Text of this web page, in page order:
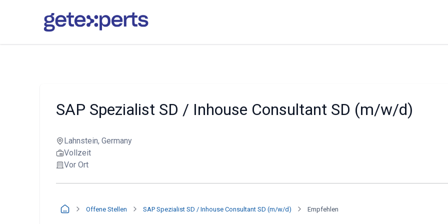
SAP Spezialist SD / Inhouse Consultant SD (m/w/d)
Lahnstein, Germany
Vollzeit
Vor Ort
Offene Stellen SAP Spezialist SD / Inhouse Consultant SD (m/w/d) Empfehlen